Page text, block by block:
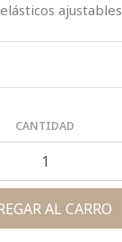
ajustables
CANTIDAD